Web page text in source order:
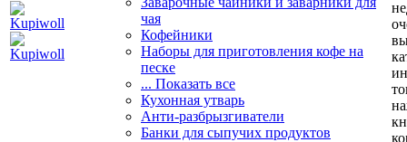
чая
Кофейники
Наборы для приготовления кофе на
песке
... Показать все
Кухонная утварь
Анти-разбрызгиватели
Банки для сыпучих продуктов